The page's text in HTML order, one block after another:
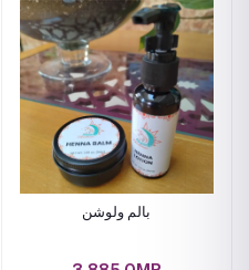
بالم ولوشن